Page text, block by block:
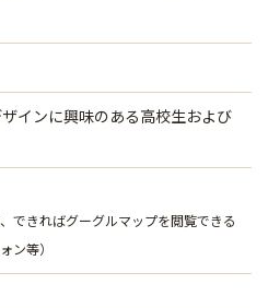
インに興味のある高校生および
できればグーグルマップを閲覧できる
ン等）